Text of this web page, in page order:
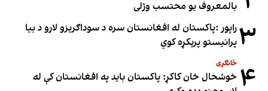
بالمعروف یو محتسب وژلی
۳راپور :پاکستان له افغانستان سره د سوداګریزو لارو د بیا
پرانیستو پرېکړه کوي
۴ ځانګړی
خوشحال خان کاکړ: پاکستان بايد په افغانستان کې له